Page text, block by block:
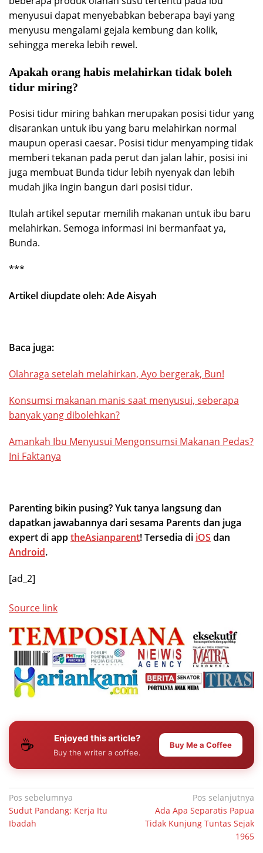
menyusui dapat menyebabkan beberapa bayi yang
menyusu mengalami gejala kembung dan kolik,
sehingga mereka lebih rewel.
Apakah orang habis melahirkan tidak boleh
tidur miring?
Posisi tidur miring bahkan merupakan posisi tidur yang
disarankan untuk ibu yang baru melahirkan normal
maupun operasi caesar. Posisi tidur menyamping tidak
memberi tekanan pada perut dan jalan lahir, posisi ini
juga membuat Bunda tidur lebih nyenyak dan lebih
mudah jika ingin bangun dari posisi tidur.
Itulah artikel seputar memilih makanan untuk ibu baru
melahirkan. Semoga informasi ini bermanfaat ya,
Bunda.
***
Artikel diupdate oleh: Ade Aisyah
Baca juga:
Olahraga setelah melahirkan, Ayo bergerak, Bun!
Konsumsi makanan manis saat menyusui, seberapa
banyak yang dibolehkan?
Amankah Ibu Menyusui Mengonsumsi Makanan Pedas?
Ini Faktanya
Parenting bikin pusing? Yuk tanya langsung dan
dapatkan jawabannya dari sesama Parents dan juga
expert di apptheAsianparent! Tersedia di iOS dan
Android.
[ad_2]
Source link
☕ Enjoyed this article?
Buy the writer a coffee.
Buy Me a Coffee
Navigasi
pos
Pos sebelumnya
Sudut Pandang: Kerja Itu
Ibadah
Pos selanjutnya
Ada Apa Separatis Papua
Tidak Kunjung Tuntas Sejak
1965